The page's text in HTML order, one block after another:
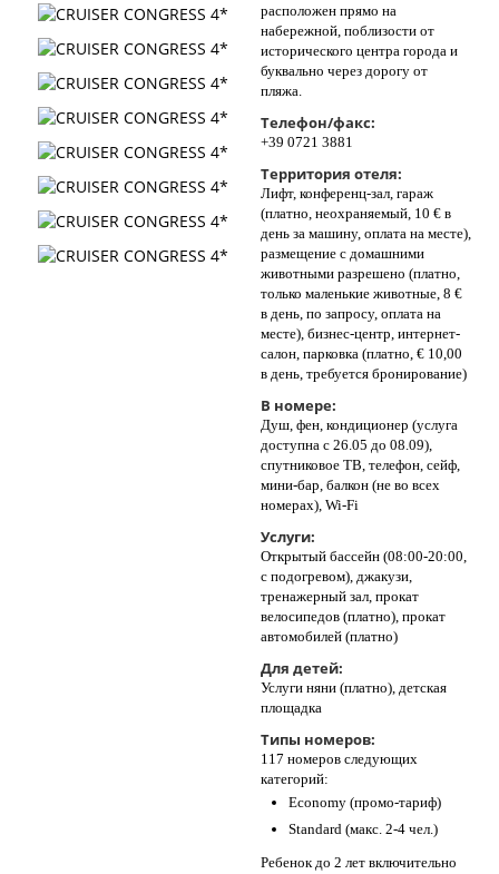
расположен прямо на
набережной, поблизости от
исторического центра города и
буквально через дорогу от
пляжа.
Телефон/факс:
+39 0721 3881
Территория отеля:
Лифт, конференц-зал, гараж
(платно, неохраняемый, 10 € в
день за машину, оплата на месте),
размещение с домашними
животными разрешено (платно,
только маленькие животные, 8 €
в день, по запросу, оплата на
месте), бизнес-центр, интернет-
салон, парковка (платно, € 10,00
в день, требуется бронирование)
В номере:
Душ, фен, кондиционер (услуга
доступна с 26.05 до 08.09),
спутниковое ТВ, телефон, сейф,
мини-бар, балкон (не во всех
номерах), Wi-Fi
Услуги:
Открытый бассейн (08:00-20:00,
с подогревом), джакузи,
тренажерный зал, прокат
велосипедов (платно), прокат
автомобилей (платно)
Для детей:
Услуги няни (платно), детская
площадка
Типы номеров:
117 номеров следующих
категорий:
Economy (промо-тариф)
Standard (макс. 2-4 чел.)
Ребенок до 2 лет включительно